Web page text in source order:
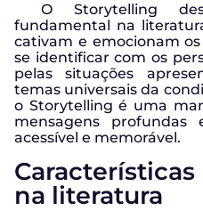
O Storytelling
fundamental na
cativam e emocionam
se identificar com os
pelas situações
temas universais da
o Storytelling é uma
mensagens
acessível e memorável.
na literatura